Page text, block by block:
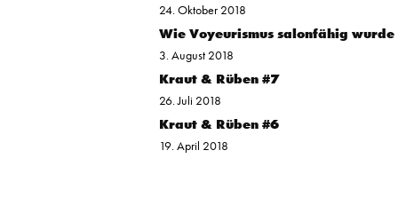
24. Oktober 2018
Wie Voyeurismus salonfähig wurde
3. August 2018
Kraut & Rüben #7
26. Juli 2018
Kraut & Rüben #6
19. April 2018